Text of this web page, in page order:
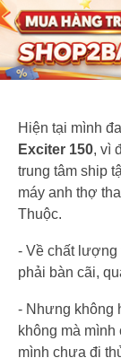
Hiện tại mình
Exciter 150, vì
trung tâm ship
máy anh thợ
Thuộc.
- Về chất lượng
phải bàn cãi,
- Nhưng không
không mà
mình chưa đi